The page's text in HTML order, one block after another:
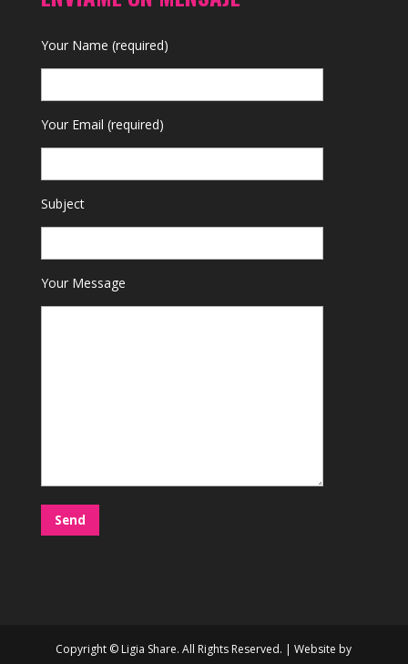
Your Name (required)
Your Email (required)
Subject
Your Message
Copyright © Ligia Share. All Rights Reserved. | Website by